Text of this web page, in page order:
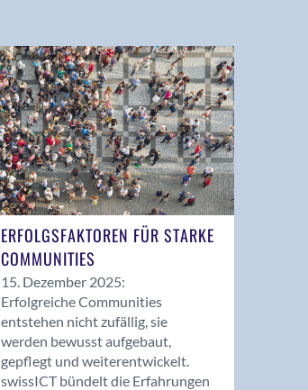
ERFOLGSFAKTOREN FÜR STARKE
COMMUNITIES
15. Dezember 2025:
Erfolgreiche Communities
entstehen nicht zufällig, sie
werden bewusst aufgebaut,
gepflegt und weiterentwickelt.
swissICT bündelt die Erfahrungen